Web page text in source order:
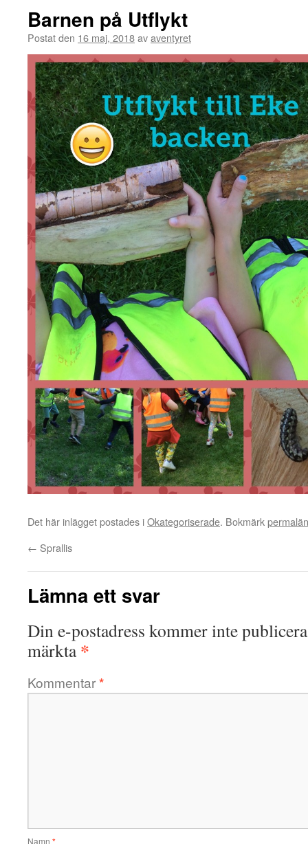
Barnen på Utflykt
Postat den 16 maj, 2018avaventyret
Det här inlägget postades iOkategoriserade. Bokmärk
← Sprallis
Lämna ett svar
Din e-postadress kommer inte
märkta*
Kommentar*
Namn *